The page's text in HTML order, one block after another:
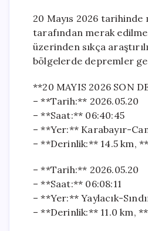
20 Mayıs 2026
tarafından merak
üzerinden sıkça
bölgelerde depremler
**20 MAYIS 2026 SON
– **Tarih:** 2026.05.20
– **Saat:** 06:40:45
– **Yer:** Karabayır-
– **Derinlik:** 14.5 km,
– **Tarih:** 2026.05.20
– **Saat:** 06:08:11
– **Yer:** Yaylacık-
– **Derinlik:** 11.0 km,